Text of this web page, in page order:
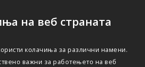
на веб страната
колачиња за различни намени.
важни за работењето на веб